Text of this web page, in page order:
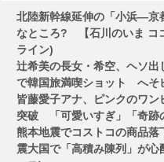
ョ
ン
北陸新幹線延伸の「小浜―京
なところ? 【石川のいま コ
ライン)
辻希美の長女・希空、ヘソ出
で韓国旅満喫ショット へそ
皆藤愛子アナ、ピンクのワ
突破 「可愛いすぎ」「奇跡
熊本地震でコストコの商品
震大国で「高積み陳列」が